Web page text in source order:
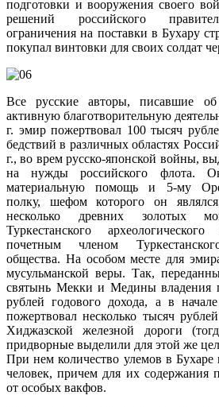
подготовки и вооружения своего
решений российского
ограничения на поставки в Бухару
покупал винтовки для своих солдат
Все русские авторы, писавшие
активную благотворительную
г. эмир пожертвовал 100 тысяч
бедствий в различных областях
г., во врем русско-японской войны,
на нужды российского флота.
материальную помощь и 5-му
полку, шефом которого он
несколько древних золотых
Туркестанского
почетным членом
общества. На особом месте для
мусульманской веры. Так,
святынь Мекки и Медины владения
рублей годового дохода, а в
пожертвовал несколько тысяч
Хиджазской железной дороги
придворные выделили для этой же
При нем количество улемов в
человек, причем для их содержания
от особых вакфов.